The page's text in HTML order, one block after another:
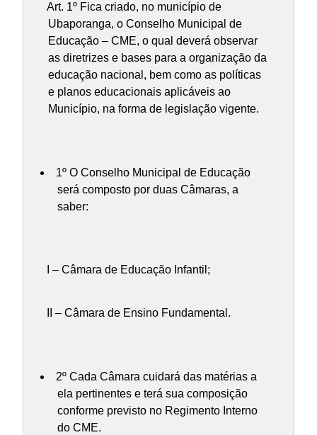
Art. 1º Fica criado, no município de
Ubaporanga, o Conselho Municipal de
Educação – CME, o qual deverá observar
as diretrizes e bases para a organização da
educação nacional, bem como as políticas
e planos educacionais aplicáveis ao
Município, na forma de legislação vigente.
1º O Conselho Municipal de Educação
será composto por duas Câmaras, a
saber:
I – Câmara de Educação Infantil;
II – Câmara de Ensino Fundamental.
2º Cada Câmara cuidará das matérias a
ela pertinentes e terá sua composição
conforme previsto no Regimento Interno
do CME.